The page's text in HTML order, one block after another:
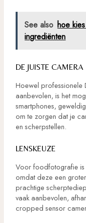
See also hoe
ingrediënten
DE JUISTE CAMERA
Hoewel professionele
aanbevolen, is het
smartphones,
om te zorgen dat je
en scherpstellen.
LENSKEUZE
Voor foodfotografie is
omdat deze een
prachtige
vaak aanbevolen,
cropped sensor